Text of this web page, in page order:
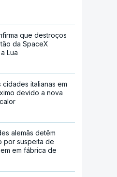
que destroços
da SpaceX
Lua
cidades italianas em
devido a nova
alemãs detêm
por suspeita de
em fábrica de